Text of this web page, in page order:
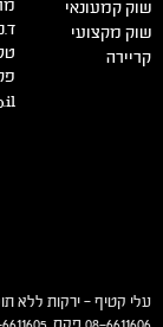
שוק קמעונאי
שוק מקצועי
קריירה
טל. 08-
פקס.